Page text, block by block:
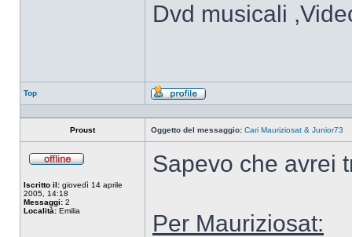
Dvd musicali
Top
Profilo
Proust Oggetto del messaggio: Cari Mauriziosat & Junior73
Iscritto il: giovedì 14 aprile
2005, 14:18
Messaggi: 2
Località: Emilia
Sapevo che avrei
Per Mauriziosat: